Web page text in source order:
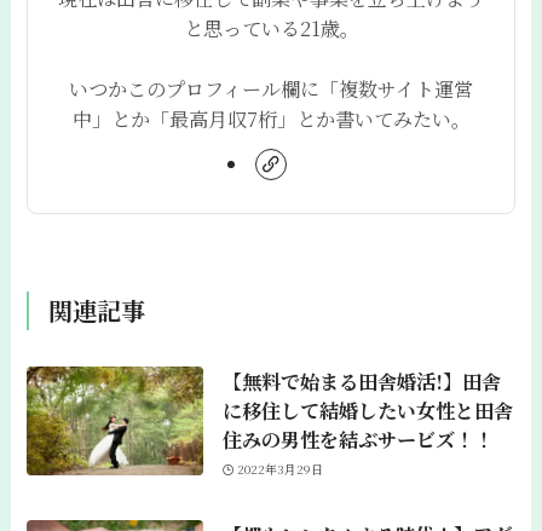
と思っている21歳。
いつかこのプロフィール欄に「複数サイト運営
中」とか「最高月収7桁」とか書いてみたい。
関連記事
【無料で始まる田舎婚活!】田舎
に移住して結婚したい女性と田舎
住みの男性を結ぶサービズ！！
2022年3月29日